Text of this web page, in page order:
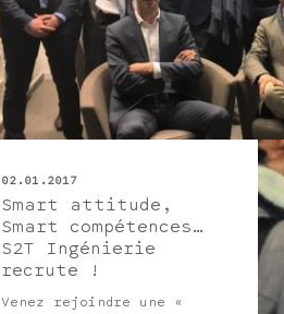
02.01.2017
Smart attitude,
Smart compétences…
S2T Ingénierie
recrute !
Venez rejoindre une «